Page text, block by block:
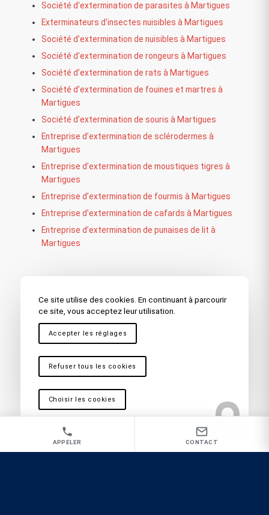
Société d’extermination de parasites à Martigues
Exterminateurs d’insectes nuisibles à Martigues
Société d’extermination de nuisibles à Martigues
Société d’extermination de rongeurs à Martigues
Société d’extermination de rats à Martigues
Société d’extermination de fouines et martres à
Martigues
Société d’extermination de souris à Martigues
Entreprise d’extermination de sclérodermes à
Martigues
Entreprise d’extermination de moustiques tigres à
Martigues
Entreprise d’extermination de fourmis à Martigues
Entreprise d’extermination de cafards à Martigues
Entreprise d’extermination de punaises de lit à
Martigues
Nos autres secteurs en tant que
Entreprise d’extermination de
blattes
Saint-Mitre-Les-Remparts,Toulon
Hyères,Fréjus – Saint Raphaël,
Sainte Maxime,La Garde,
Vitrolles,Antibes,Nice,Cannes,Aix en Provence
Ce site utilise des cookies. En continuant à parcourir
ce site, vous acceptez leur utilisation.
Accepter les réglages
Refuser tous les cookies
Choisir les cookies
APPELER CONTACT